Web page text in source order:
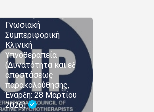
Γνωσιακή
Συμπεριφορική
Κλινική
Υπνοθεραπεία
(Δυνατότητα και εξ
αποστάσεως
παρακολούθησης,
Έναρξη: 28 Μαρτίου
2026)